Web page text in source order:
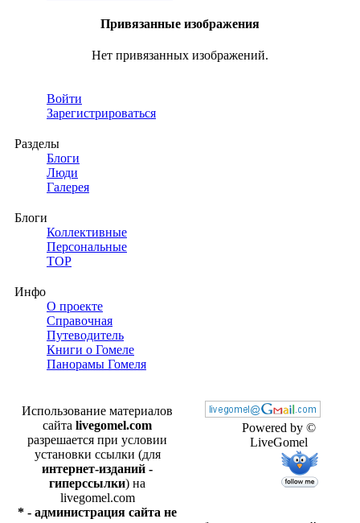
Привязанные изображения
Нет привязанных изображений.
Войти
Зарегистрироваться
Разделы
Блоги
Люди
Галерея
Блоги
Коллективные
Персональные
TOP
Инфо
О проекте
Справочная
Путеводитель
Книги о Гомеле
Панорамы Гомеля
Powered by ©
LiveGomel
Использование материалов
сайта livegomel.com
разрешается при условии
установки ссылки (для
интернет-изданий -
гиперссылки) на
livegomel.com
* - администрация сайта не